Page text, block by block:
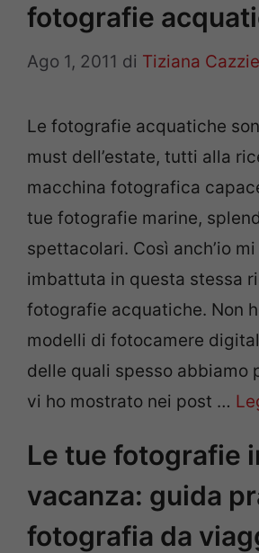
fotografie
Ago 1, 2011 di Tiziana
Le fotografie acquatiche
must dell’estate, tutti alla
macchina fotografica
tue fotografie marine,
spettacolari. Così anch’io
imbattuta in questa stessa
fotografie acquatiche. Non
modelli di fotocamere
delle quali spesso abbiamo
vi ho mostrato nei post …
Le tue fotografie
vacanza: guida
fotografia da